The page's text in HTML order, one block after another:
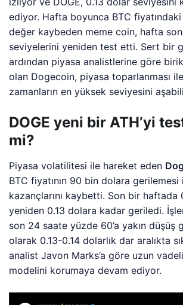
ediyor. Hafta boyunca BTC fiyatındaki
değer kaybeden meme coin, hafta
seviyelerini yeniden test etti. Sert bir
ardından piyasa analistlerine göre
olan Dogecoin, piyasa toparlanması
zamanların en yüksek seviyesini
DOGE yeni bir ATH’yi
mi?
Piyasa volatilitesi ile hareket eden
BTC fiyatının 90 bin dolara gerilemesi
kazançlarını kaybetti. Son bir haftada
yeniden 0.13 dolara kadar geriledi.
son 24 saate yüzde 60’a yakın düşüş
olarak 0.13-0.14 dolarlık dar aralıkta
analist Javon Marks’a göre uzun
modelini korumaya devam ediyor.